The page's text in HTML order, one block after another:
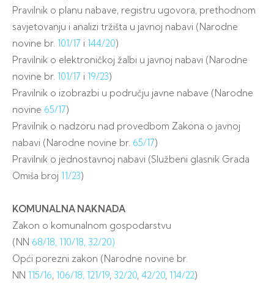
Pravilnik o planu nabave, registru ugovora, prethodnom
savjetovanju i analizi tržišta u javnoj nabavi (Narodne
novine br. 101/17 i 144/20)
Pravilnik o elektroničkoj žalbi u javnoj nabavi (Narodne
novine br. 101/17 i 19/23)
Pravilnik o izobrazbi u području javne nabave (Narodne
novine 65/17)
Pravilnik o nadzoru nad provedbom Zakona o javnoj
nabavi (Narodne novine br. 65/17)
Pravilnik o jednostavnoj nabavi (Službeni glasnik Grada
Omiša broj 11/23)
KOMUNALNA NAKNADA
Zakon o komunalnom gospodarstvu
(NN 68/18, 110/18, 32/20)
Opći porezni zakon (Narodne novine br.
NN 115/16, 106/18, 121/19, 32/20, 42/20, 114/22)